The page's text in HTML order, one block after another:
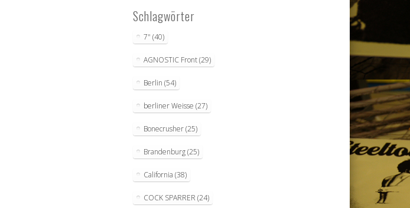
Schlagwörter
7" (40)
AGNOSTIC Front(29)
Berlin (54)
berliner Weisse (27)
Bonecrusher(25)
Brandenburg(25)
California (38)
COCK SPARRER (24)